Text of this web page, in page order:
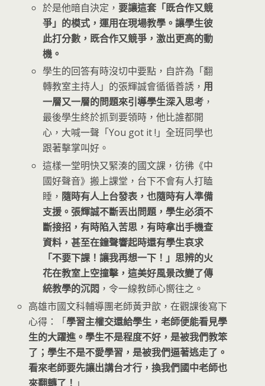
於是他暗自決定，要讓這套「既合作又競
爭」的模式，運用在現場教學。讓學生彼
此打分數，既合作又競爭，激出更高的動
機。
學生的回答有時沒切中要點，自許為「翻
轉教室主持人」的張輝誠會循循善誘，用
一層又一層的問題來引導學生深入思考 ，
最後學生終於抓到要領時，他比誰都開
心，大喊一聲「You got it !」全班同學也
跟著擊掌叫好。
這樣一堂明快又緊湊的國文課，彷彿《中
國好聲音》搬上課堂，台下不會有人打瞌
睡， 隨時有人上台發表，也隨時有人準備
支援。張輝誠不斷丟出問題，學生必須不
斷接招，有時陷入苦思，有時拿出手機查
資料，甚至在鐘聲響起時還有學生哀求
「不要下課！讓我再想一下！」思辨的火
花在教室上空撞擊，這美好風景改變了傳
統教學的沉悶 ，令一線教師心嚮往之。
高雄市國文科輔導團老師黃尹歆，在觀課後寫下
心得：「學習主權交還給學生，老師便能看見學
生的大躍進。學生不是程度不好，是被我們教笨
了；學生不是不愛學習，是被我們逼著逃走了。
看來老師要先讓出講台才行，換我們國中老師也
來翻轉了！ 」